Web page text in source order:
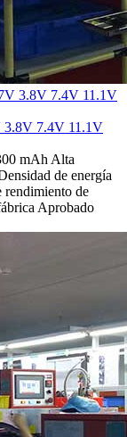
3.8V 7.4V 11.1V
mAh Alta
de energía
de
Aprobado